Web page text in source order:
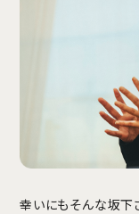
幸いにもそんな坂下